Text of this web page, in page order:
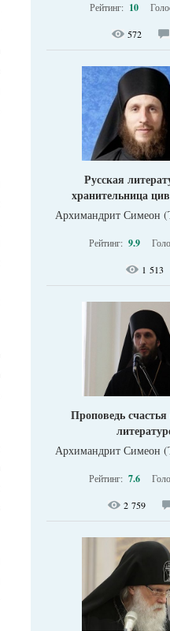
Рейтинг: 10
572
Русская
хранительница
Архимандрит Симеон
Рейтинг: 9.9
1 513
Проповедь
Архимандрит Симеон
Рейтинг: 7.6
2 759